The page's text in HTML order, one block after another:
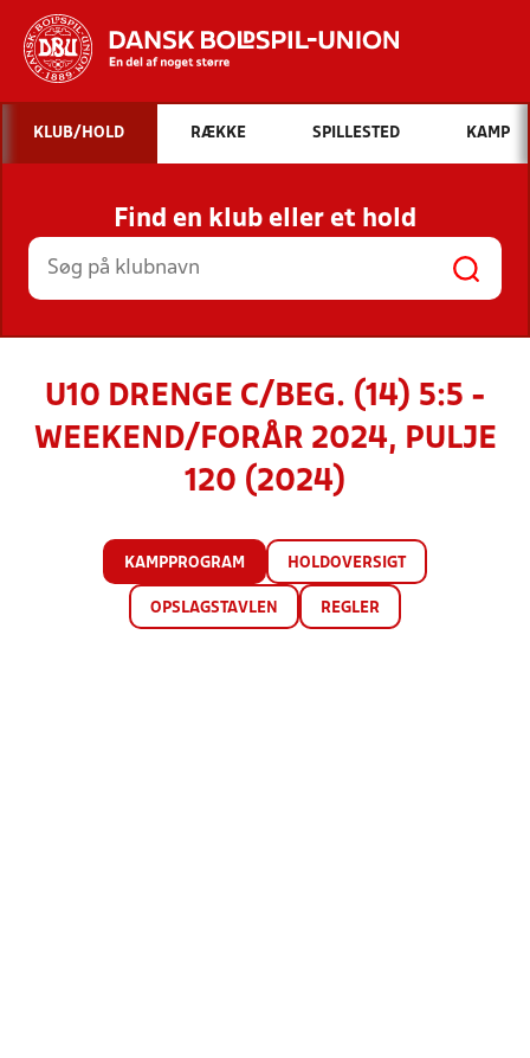
Hvad vil du søge efter?
INDHOLD OG NYHEDER
STILLINGER, RESULTATER, KLUBBER OG
HOLD
KLUB/HOLD RÆKKE SPILLESTED KAMP
Find en klub eller et hold
U10 DRENGE C/BEG. (14) 5:5 -
WEEKEND/FORÅR 2024, PULJE
120 (2024)
KAMPPROGRAM HOLDOVERSIGT
OPSLAGSTAVLEN REGLER